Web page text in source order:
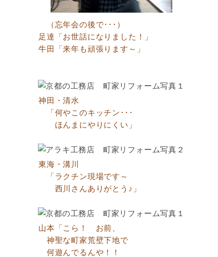
（忘年会の後で･･･）
足達「お世話になりました！」
牛田「来年も頑張ります～」
神田・清水
「何やこのキッチン･･･
ほんまにやりにくい」
東海・溝川
「ラクチン現場です～
西川さんありがとう♪」
山本「こら！ お前、
神聖な町家荒壁下地で
何遊んでるんや！！